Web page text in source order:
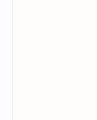
آشوب" کیا